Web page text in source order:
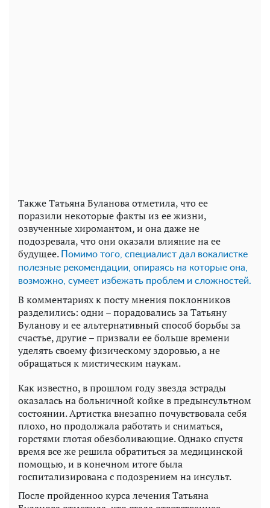
Также Татьяна Буланова отметила, что ее
поразили некоторые факты из ее жизни,
озвученные хиромантом, и она даже не
подозревала, что они оказали влияние на ее
будущее.
Помимо того, специалист дал вокалистке
полезные рекомендации, опираясь на которые она,
возможно, сумеет избежать проблем и сложностей.
В комментариях к посту мнения поклонников
разделились: одни – порадовались за Татьяну
Буланову и ее альтернативный способ борьбы за
счастье, другие – призвали ее больше времени
уделять своему физическому здоровью, а не
обращаться к мистическим наукам.
Как известно, в прошлом году звезда эстрады
оказалась на больничной койке в предынсультном
состоянии. Артистка внезапно почувствовала себя
плохо, но продолжала работать и сниматься,
горстями глотая обезболивающие. Однако спустя
время все же решила обратиться за медицинской
помощью, и в конечном итоге была
госпитализирована с подозрением на инсульт.
После пройденноо курса лечения Татьяна